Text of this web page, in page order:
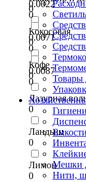
0
Кокосовая
0
Кофе
0
Лазурная
0
Ландыш
0
Лимон
0
0.0022
0
0.0071
0
0.0087
0
Товары
Мешки
Нити,